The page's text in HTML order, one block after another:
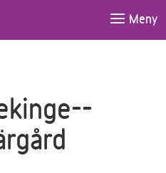
Meny